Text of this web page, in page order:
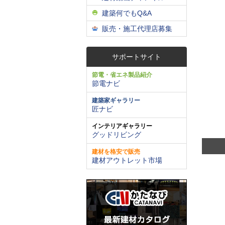
建築何でもQ&A
販売・施工代理店募集
サポートサイト
節電・省エネ製品紹介
節電ナビ
建築家ギャラリー
匠ナビ
インテリアギャラリー
グッドリビング
建材を格安で販売
建材アウトレット市場